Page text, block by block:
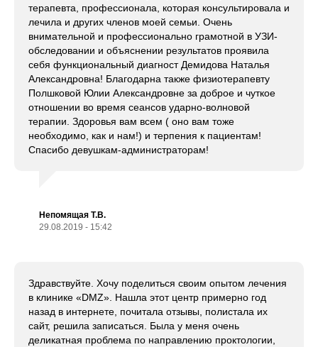
терапевта, профессионала, которая консультировала и
лечила и других членов моей семьи. Очень
внимательной и профессионально грамотной в УЗИ-
обследовании и объяснении результатов проявила
себя функциональный диагност Демидова Наталья
Александровна! Благодарна также физиотерапевту
Полшковой Юлии Александровне за доброе и чуткое
отношении во время сеансов ударно-волновой
терапии. Здоровья вам всем ( оно вам тоже
необходимо, как и нам!) и терпения к пациентам!
Спасибо девушкам-администраторам!
Непомящая Т.В.
29.08.2019 - 15:42
Здравствуйте. Хочу поделиться своим опытом лечения
в клинике «DMZ». Нашла этот центр примерно год
назад в интернете, почитала отзывы, полистала их
сайт, решила записаться. Была у меня очень
деликатная проблема по направлению проктологии,